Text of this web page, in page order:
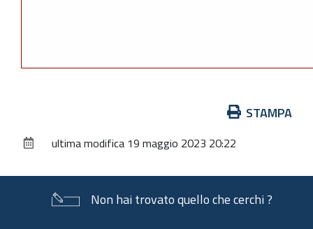
documento
STAMPA
ultima modifica 19 maggio 2023 20:22
Non hai trovato quello che cerchi ?